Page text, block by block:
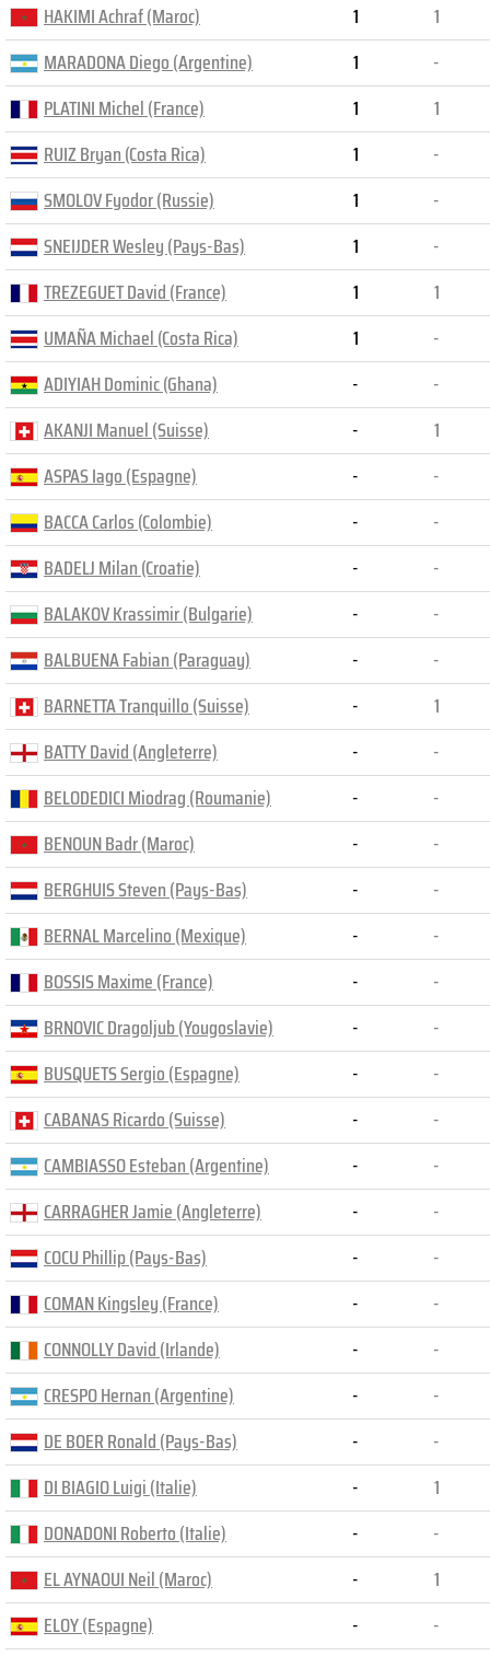
HAKIMI Achraf (Maroc)
MARADONA Diego (Argentine)
PLATINI Michel (France)
RUIZ Bryan (Costa Rica)
SMOLOV Fyodor (Russie)
SNEIJDER Wesley (Pays-Bas)
TREZEGUET David (France)
UMAÑA Michael (Costa Rica)
ADIYIAH Dominic (Ghana)
AKANJI Manuel (Suisse)
ASPAS Iago (Espagne)
BACCA Carlos (Colombie)
BADELJ Milan (Croatie)
BALAKOV Krassimir (Bulgarie)
BALBUENA Fabian (Paraguay)
BARNETTA Tranquillo (Suisse)
BATTY David (Angleterre)
BELODEDICI Miodrag (Roumanie)
BENOUN Badr (Maroc)
BERGHUIS Steven (Pays-Bas)
BERNAL Marcelino (Mexique)
BOSSIS Maxime (France)
BRNOVIC Dragoljub (Yougoslavie)
BUSQUETS Sergio (Espagne)
CABANAS Ricardo (Suisse)
CAMBIASSO Esteban (Argentine)
CARRAGHER Jamie (Angleterre)
COCU Phillip (Pays-Bas)
COMAN Kingsley (France)
CONNOLLY David (Irlande)
CRESPO Hernan (Argentine)
DE BOER Ronald (Pays-Bas)
DI BIAGIO Luigi (Italie)
DONADONI Roberto (Italie)
EL AYNAOUI Neil (Maroc)
ELOY (Espagne)
1
1
1
-
1
1
1
-
1
-
1
-
1
1
1
-
-
-
-
1
-
-
-
-
-
-
-
-
-
-
-
1
-
-
-
-
-
-
-
-
-
-
-
-
-
-
-
-
-
-
-
-
-
-
-
-
-
-
-
-
-
-
-
-
-
1
-
-
-
1
-
-